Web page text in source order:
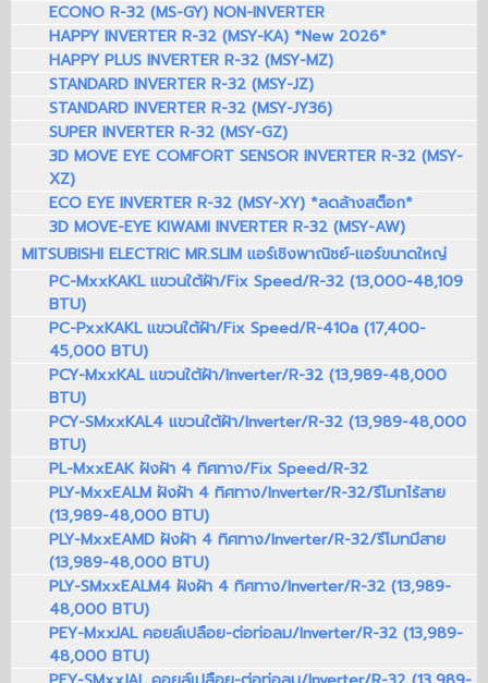
ECONO R-32 (MS-GY) NON-INVERTER
HAPPY INVERTER R-32 (MSY-KA) *New 2026*
HAPPY PLUS INVERTER R-32 (MSY-MZ)
STANDARD INVERTER R-32 (MSY-JZ)
STANDARD INVERTER R-32 (MSY-JY36)
SUPER INVERTER R-32 (MSY-GZ)
3D MOVE EYE COMFORT SENSOR INVERTER R-32 (MSY-
XZ)
ECO EYE INVERTER R-32 (MSY-XY) *ลดล้างสต็อก*
3D MOVE-EYE KIWAMI INVERTER R-32 (MSY-AW)
MITSUBISHI ELECTRIC MR.SLIM แอร์เชิงพาณิชย์-แอร์ขนาดใหญ่
PC-MxxKAKL แขวนใต้ฝ้า/Fix Speed/R-32 (13,000-48,109
BTU)
PC-PxxKAKL แขวนใต้ฝ้า/Fix Speed/R-410a (17,400-
45,000 BTU)
PCY-MxxKAL แขวนใต้ฝ้า/Inverter/R-32 (13,989-48,000
BTU)
PCY-SMxxKAL4 แขวนใต้ฝ้า/Inverter/R-32 (13,989-48,000
BTU)
PL-MxxEAK ฝังฝ้า 4 ทิศทาง/Fix Speed/R-32
PLY-MxxEALM ฝังฝ้า 4 ทิศทาง/Inverter/R-32/รีโมทไร้สาย
(13,989-48,000 BTU)
PLY-MxxEAMD ฝังฝ้า 4 ทิศทาง/Inverter/R-32/รีโมทมีสาย
(13,989-48,000 BTU)
PLY-SMxxEALM4 ฝังฝ้า 4 ทิศทาง/Inverter/R-32 (13,989-
48,000 BTU)
PEY-MxxJAL คอยล์เปลือย-ต่อท่อลม/Inverter/R-32 (13,989-
48,000 BTU)